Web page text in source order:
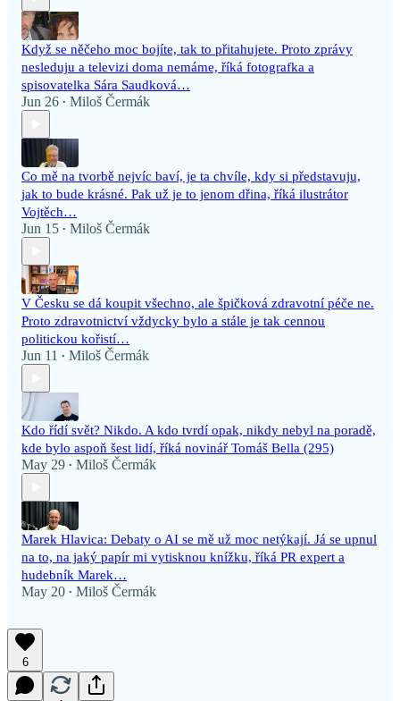
Když se něčeho moc bojíte, tak to přitahujete. Proto zprávy
nesleduju a televizi doma nemáme, říká fotografka a
spisovatelka Sára Saudková…
Jun 26 • Miloš Čermák
Co mě na tvorbě nejvíc baví, je ta chvíle, kdy si představuju,
jak to bude krásné. Pak už je to jenom dřina, říká ilustrátor
Vojtěch…
Jun 15 • Miloš Čermák
V Česku se dá koupit všechno, ale špičková zdravotní péče ne.
Proto zdravotnictví vždycky bylo a stále je tak cennou
politickou kořistí…
Jun 11 • Miloš Čermák
Kdo řídí svět? Nikdo. A kdo tvrdí opak, nikdy nebyl na poradě,
kde bylo aspoň šest lidí, říká novinář Tomáš Bella (295)
May 29 • Miloš Čermák
Marek Hlavica: Debaty o AI se mě už moc netýkají. Já se upnul
na to, na jaký papír mi vytisknou knížku, říká PR expert a
hudebník Marek…
May 20 • Miloš Čermák
6